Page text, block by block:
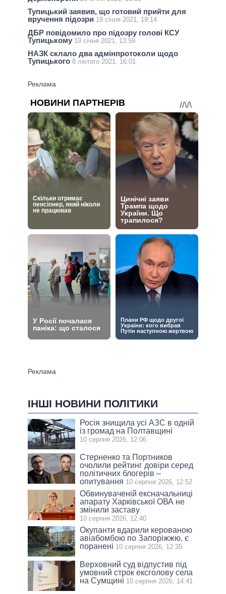
Тупицький заявив, що готовий прийти для
вручення підозри 19 січня 2021, 19:14
ДБР повідомило про підозру голові КСУ
Тупицькому 19 січня 2021, 13:59
НАЗК склало два адмінпротоколи щодо
Тупицького 8 лютого 2021, 16:01
ІНШІ НОВИНИ ПОЛІТИКИ
Росія знищила усі АЗС в одній
із громад на Полтавщині
10 серпня 2026, 12:06
Стерненко та Портников
очолили рейтинг довіри серед
політичних блогерів –
опитування 10 серпня 2026, 12:52
Обвинуваченій ексначальниці
апарату Харківської ОВА не
змінили заставу
10 серпня 2026, 12:40
Окупанти вдарили керованою
авіабомбою по Запоріжжю, є
поранені 10 серпня 2026, 12:35
Верховний суд відпустив під
умовний строк ексголову села
на Сумщині 10 серпня 2026, 14:41